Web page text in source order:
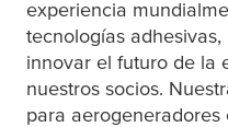
experiencia
tecnologías
innovar el futuro de la
nuestros socios.
para aerogeneradores